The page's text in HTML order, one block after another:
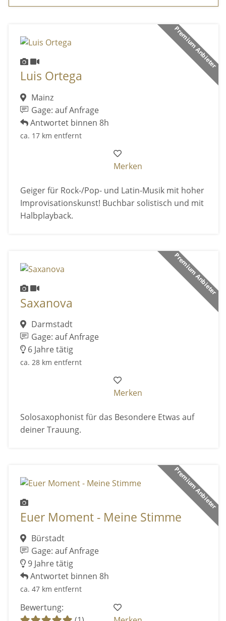
Premium Anbieter
Luis Ortega
Mainz
Gage: auf Anfrage
Antwortet binnen 8h
ca. 17 km entfernt
Merken
Geiger für Rock-/Pop- und Latin-Musik mit hoher
Improvisationskunst! Buchbar solistisch und mit
Halbplayback.
Premium Anbieter
Saxanova
Darmstadt
Gage: auf Anfrage
6 Jahre tätig
ca. 28 km entfernt
Merken
Solosaxophonist für das Besondere Etwas auf
deiner Trauung.
Premium Anbieter
Euer Moment - Meine Stimme
Bürstadt
Gage: auf Anfrage
9 Jahre tätig
Antwortet binnen 8h
ca. 47 km entfernt
Bewertung: